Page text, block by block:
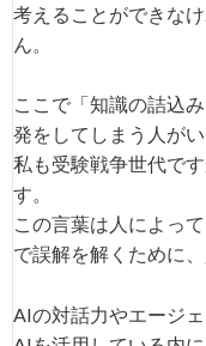
考えることができな
ん。
ここで「知識の詰込
発をしてしまう人が
私も受験戦争世代で
す。
この言葉は人によっ
で誤解を解くために
AIの対話力やエージ